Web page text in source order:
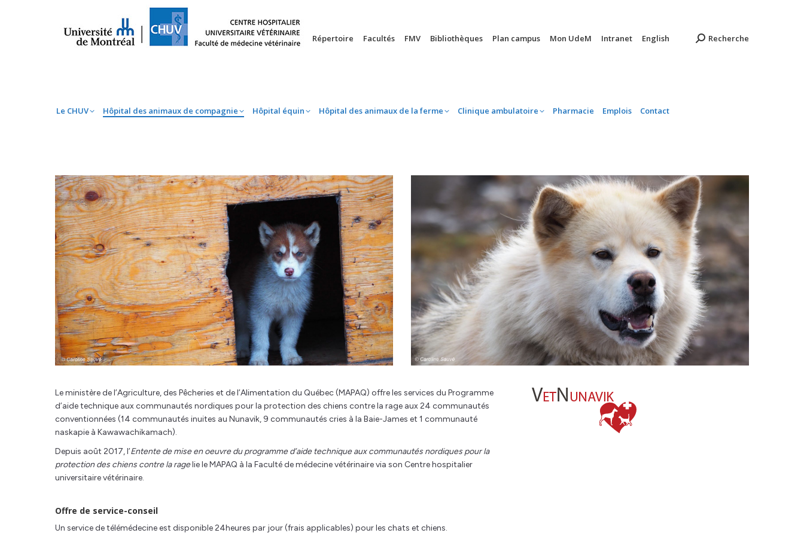
Répertoire Facultés FMV Bibliothèques Plan campus Mon UdeM Intranet English Recherche
Le CHUV Hôpital des animaux de compagnie Hôpital équin Hôpital des animaux de la ferme Clinique ambulatoire Pharmacie Emplois Contact
Le ministère de l’Agriculture, des Pêcheries et de l’Alimentation du Québec (MAPAQ) offre les services du Programme
d’aide technique aux communautés nordiques pour la protection des chiens contre la rage aux 24 communautés
conventionnées (14 communautés inuites au Nunavik, 9 communautés cries à la Baie-James et 1 communauté
naskapie à Kawawachikamach).
Depuis août 2017, l’Entente de mise en oeuvre du programme d’aide technique aux communautés nordiques pour la
protection des chiens contre la ragelie le MAPAQ à la Faculté de médecine vétérinaire via son Centre hospitalier
universitaire vétérinaire.
Offre de service-conseil
Un service de télémédecine est disponible 24heures par jour (frais applicables) pour les chats et chiens.
Le CHUV Hôpital des animaux de compagnie Hôpital équin